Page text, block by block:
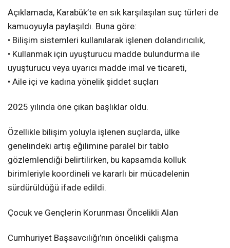
Açıklamada, Karabük’te en sık karşılaşılan suç türleri de
kamuoyuyla paylaşıldı. Buna göre:
• Bilişim sistemleri kullanılarak işlenen dolandırıcılık,
• Kullanmak için uyuşturucu madde bulundurma ile
uyuşturucu veya uyarıcı madde imal ve ticareti,
• Aile içi ve kadına yönelik şiddet suçları
2025 yılında öne çıkan başlıklar oldu.
Özellikle bilişim yoluyla işlenen suçlarda, ülke
genelindeki artış eğilimine paralel bir tablo
gözlemlendiği belirtilirken, bu kapsamda kolluk
birimleriyle koordineli ve kararlı bir mücadelenin
sürdürüldüğü ifade edildi.
Çocuk ve Gençlerin Korunması Öncelikli Alan
Cumhuriyet Başsavcılığı’nın öncelikli çalışma